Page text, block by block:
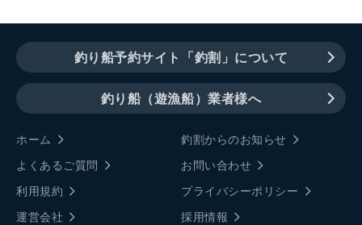
釣り船予約サイト「釣割」について
釣り船（遊漁船）業者様へ
ホーム
釣割からのお知らせ
よくあるご質問
お問い合わせ
利用規約
プライバシーポリシー
運営会社
採用情報